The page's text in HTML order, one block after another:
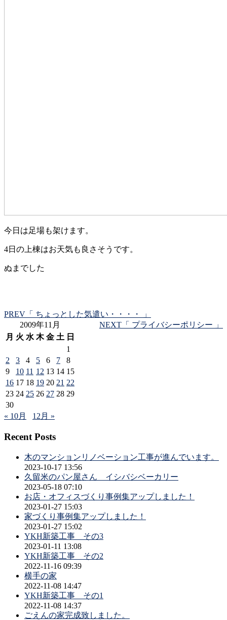
今日は足場も架けます。
4日の上棟はお天気も良さそうです。
ぬまでした
PREV 「 ちょっとした気遣い・・・・ 」
NEXT 「 プライバシーポリシー 」
2009年11月
月 火 水 木 金 土 日
1
2
3 4 5 6 7
8
9
10 11 12 13 14 15
16 17 18 19 20 21 22
23 24 25 26 27 28 29
30
« 10月
12月 »
Recent Posts
木のマンションリノベーション工事が進んでいます。
2023-10-17 13:56
久留米のパン屋さん イシバシベーカリー
2023-05-18 07:10
お店・オフィスづくり事例集アップしました！
2023-01-27 15:03
家づくり事例集アップしました！
2023-01-27 15:02
YKH新築工事 その3
2023-01-11 13:08
YKH新築工事 その2
2022-11-16 09:39
横手の家
2022-11-08 14:47
YKH新築工事 その1
2022-11-08 14:37
ごえんの家完成致しました。